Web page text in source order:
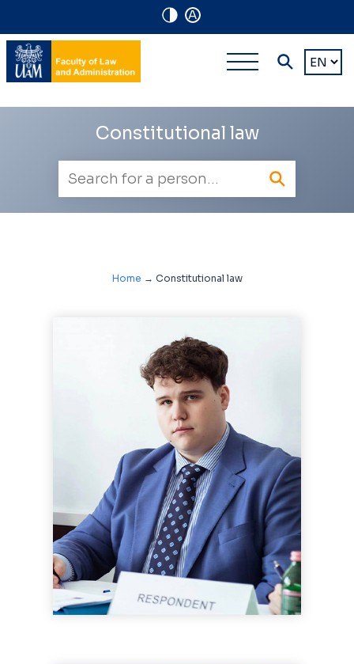
A
Navigation
shortcuts
Main
multi-
level
Choose
Constitutional law
search
Home → Constitutional law